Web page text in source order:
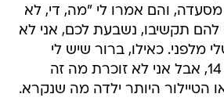
מסעדה, והם אמרו לי "מה, די, לא
תקשיבו, נשבעת לכם, אני לא
מלפני. כאילו, ברור שיש לי
זיכרונות מלפני גיל 14, אבל אני לא זוכרת מה זה
הטיילור היותר ילדה מה שנקרא.